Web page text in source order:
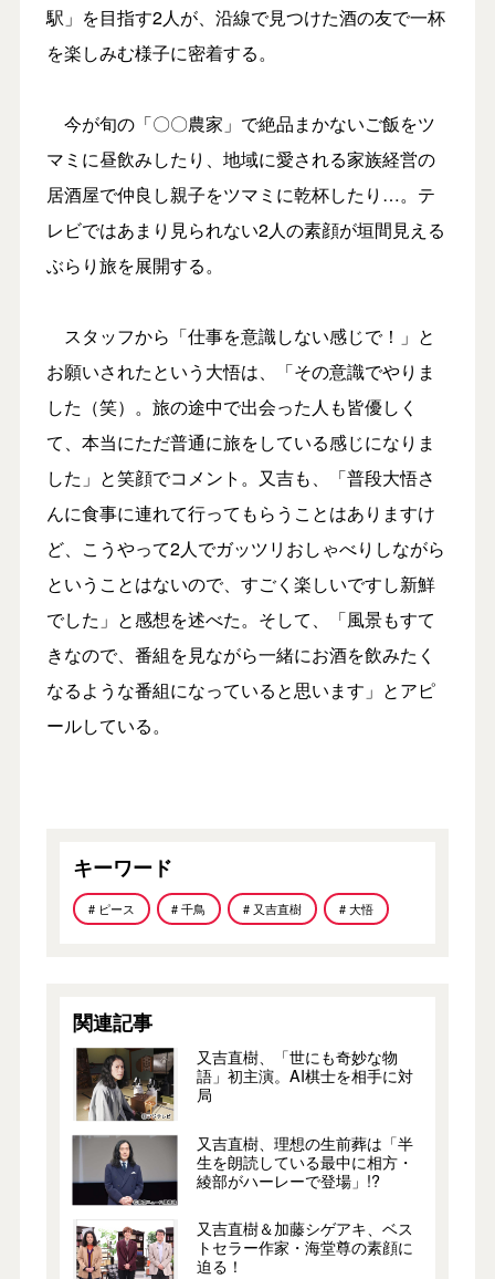
駅」を目指す2人が、沿線で見つけた酒の友で一杯
を楽しみむ様子に密着する。
今が旬の「〇〇農家」で絶品まかないご飯をツ
マミに昼飲みしたり、地域に愛される家族経営の
居酒屋で仲良し親子をツマミに乾杯したり…。テ
レビではあまり見られない2人の素顔が垣間見える
ぶらり旅を展開する。
スタッフから「仕事を意識しない感じで！」と
お願いされたという大悟は、「その意識でやりま
した（笑）。旅の途中で出会った人も皆優しく
て、本当にただ普通に旅をしている感じになりま
した」と笑顔でコメント。又吉も、「普段大悟さ
んに食事に連れて行ってもらうことはありますけ
ど、こうやって2人でガッツリおしゃべりしながら
ということはないので、すごく楽しいですし新鮮
でした」と感想を述べた。そして、「風景もすて
きなので、番組を見ながら一緒にお酒を飲みたく
なるような番組になっていると思います」とアピ
ールしている。
キーワード
# ピース # 千鳥 # 又吉直樹 # 大悟
関連記事
又吉直樹、「世にも奇妙な物
語」初主演。AI棋士を相手に対
局
又吉直樹、理想の生前葬は「半
生を朗読している最中に相方・
綾部がハーレーで登場」!?
又吉直樹＆加藤シゲアキ、ベス
トセラー作家・海堂尊の素顔に
迫る！